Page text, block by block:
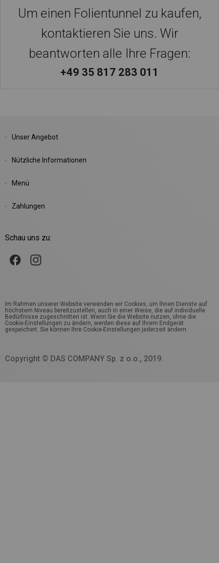
Um einen Folientunnel zu kaufen,
kontaktieren Sie uns. Wir
beantworten alle Ihre Fragen:
+49 35 817 283 011
Unser Angebot
Nützliche Informationen
Menü
Zahlungen
Schau uns zu:
Im Rahmen unserer Website verwenden wir Cookies, um Ihnen Dienste auf
höchstem Niveau bereitzustellen, auch in einer Weise, die auf individuelle
Bedürfnisse zugeschnitten ist. Wenn Sie die Website nutzen, ohne die
Cookie-Einstellungen zu ändern, werden diese auf Ihrem Endgerät
gespeichert. Sie können Ihre Cookie-Einstellungen jederzeit ändern.
Copyright © DAS COMPANY Sp. z o.o., 2019.